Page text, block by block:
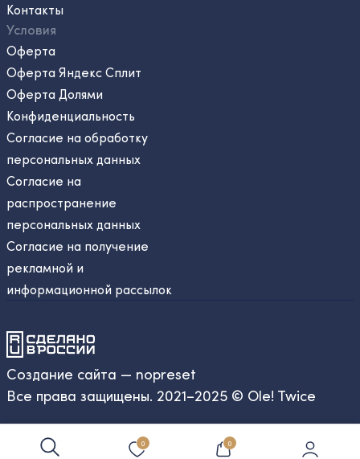
0 0
Контакты
Условия
Оферта
Оферта Яндекс Сплит
Оферта Долями
Конфиденциальность
Согласие на обработку
персональных данных
Согласие на
распространение
персональных данных
Согласие на получение
рекламной и
информационной рассылок
Создание сайта — nopreset
Все права защищены. 2021–2025 © Ole! Twice